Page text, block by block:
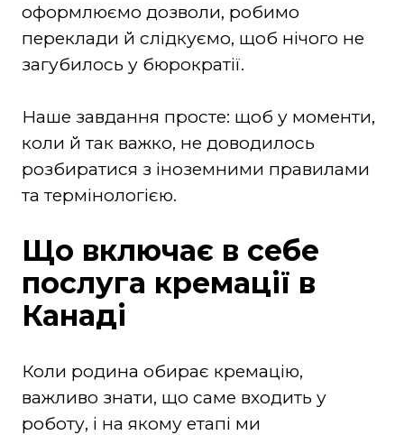
оформлюємо дозволи, робимо
переклади й слідкуємо, щоб нічого не
загубилось у бюрократії.
Наше завдання просте: щоб у моменти,
коли й так важко, не доводилось
розбиратися з іноземними правилами
та термінологією.
Що включає в себе
послуга кремації в
Канаді
Коли родина обирає кремацію,
важливо знати, що саме входить у
роботу, і на якому етапі ми